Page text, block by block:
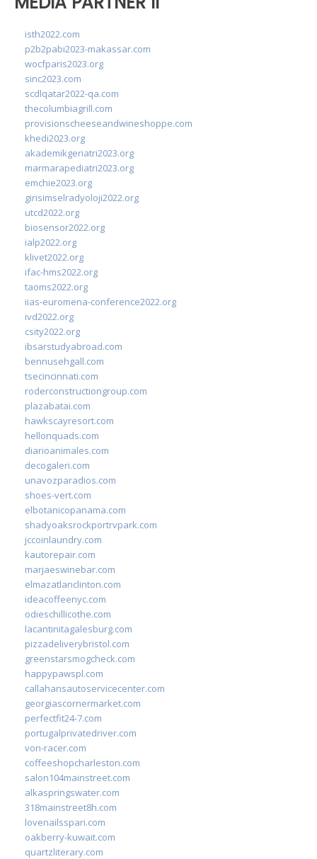
isth2022.com
p2b2pabi2023-makassar.com
wocfparis2023.org
sinc2023.com
scdlqatar2022-qa.com
thecolumbiagrill.com
provisionscheeseandwineshoppe.com
khedi2023.org
akademikgeriatri2023.org
marmarapediatri2023.org
emchie2023.org
girisimselradyoloji2022.org
utcd2022.org
biosensor2022.org
ialp2022.org
klivet2022.org
ifac-hms2022.org
taoms2022.org
iias-euromena-conference2022.org
ivd2022.org
csity2022.org
ibsarstudyabroad.com
bennusehgall.com
tsecincinnati.com
roderconstructiongroup.com
plazabatai.com
hawkscayresort.com
hellonquads.com
diarioanimales.com
decogaleri.com
unavozparadios.com
shoes-vert.com
elbotanicopanama.com
shadyoaksrockportrvpark.com
jccoinlaundry.com
kautorepair.com
marjaeswinebar.com
elmazatlanclinton.com
ideacoffeenyc.com
odieschillicothe.com
lacantinitagalesburg.com
pizzadeliverybristol.com
greenstarsmogcheck.com
happypawspl.com
callahansautoservicecenter.com
georgiascornermarket.com
perfectfit24-7.com
portugalprivatedriver.com
von-racer.com
coffeeshopcharleston.com
salon104mainstreet.com
alkaspringswater.com
318mainstreet8h.com
lovenailsspari.com
oakberry-kuwait.com
quartzliterary.com